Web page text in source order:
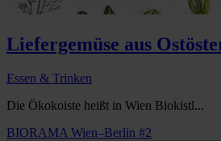
Liefergemüse aus
Essen & Trinken
Die Ökokoiste heißt in Wien Biokistl...
BIORAMA Wien–Berlin #2